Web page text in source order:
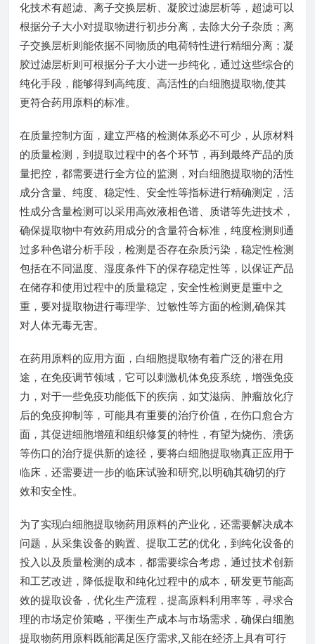
化技术有超滤、离子交换层析、凝胶过滤层析等，超滤可以
根据分子大小对提取物进行初步分离，去除大分子杂质；离
子交换层析则能依据不同物质的电荷特性进行精细分离；凝
胶过滤层析则可根据分子大小进一步纯化，通过这些综合的
纯化手段，能够得到高纯度、高活性的白细胞提取物,使其
更符合药用原料的标准。
在质量控制方面，建立严格的检测体系必不可少，从原材料
的质量检测，到提取过程中的各个环节，再到最终产品的质
量把控，都需要进行全方位的监测，对白细胞提取物的活性
成分含量、纯度、稳定性、安全性等指标进行精确测定，活
性成分含量检测可以采用高效液相色谱、质谱等先进技术，
确保提取物中有效药用成分的含量符合标准，纯度检测则通
过多种色谱分析手段，检测是否存在杂质污染，稳定性检测
包括在不同温度、湿度条件下的保存稳定性等，以保证产品
在储存和使用过程中的质量稳定，安全性检测更是重中之
重，要对提取物进行毒理学、过敏性等方面的检测,确保其
对人体无毒无害。
在药用原料的应用方面，白细胞提取物有着广泛的潜在用
途，在免疫调节领域，它可以刺激机体免疫系统，增强免疫
力，对于一些免疫功能低下的疾病，如艾滋病、肿瘤放化疗
后的免疫抑制等，可能具有重要的治疗价值，在伤口愈合方
面，其促进细胞增殖和组织修复的特性，有望为烧伤、溃疡
等伤口的治疗提供新的途径，要将白细胞提取物真正应用于
临床，还需要进一步的临床试验和研究,以明确其确切的疗
效和安全性。
为了实现白细胞提取物药用原料的产业化，还需要解决成本
问题，从采集设备的购置、提取工艺的优化，到纯化设备的
投入以及质量检测的成本，都需要综合考虑，通过技术创新
和工艺改进，降低提取和纯化过程中的成本，研发更节能高
效的提取设备，优化生产流程，提高原料利用率等，寻求合
理的市场定价策略，平衡生产成本与市场需求，确保白细胞
提取物药用原料既能满足医疗需求,又能在经济上具有可行